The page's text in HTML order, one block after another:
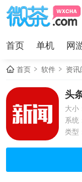
首页 单机 网
首页 软件 资讯
头
大小
系统
类型